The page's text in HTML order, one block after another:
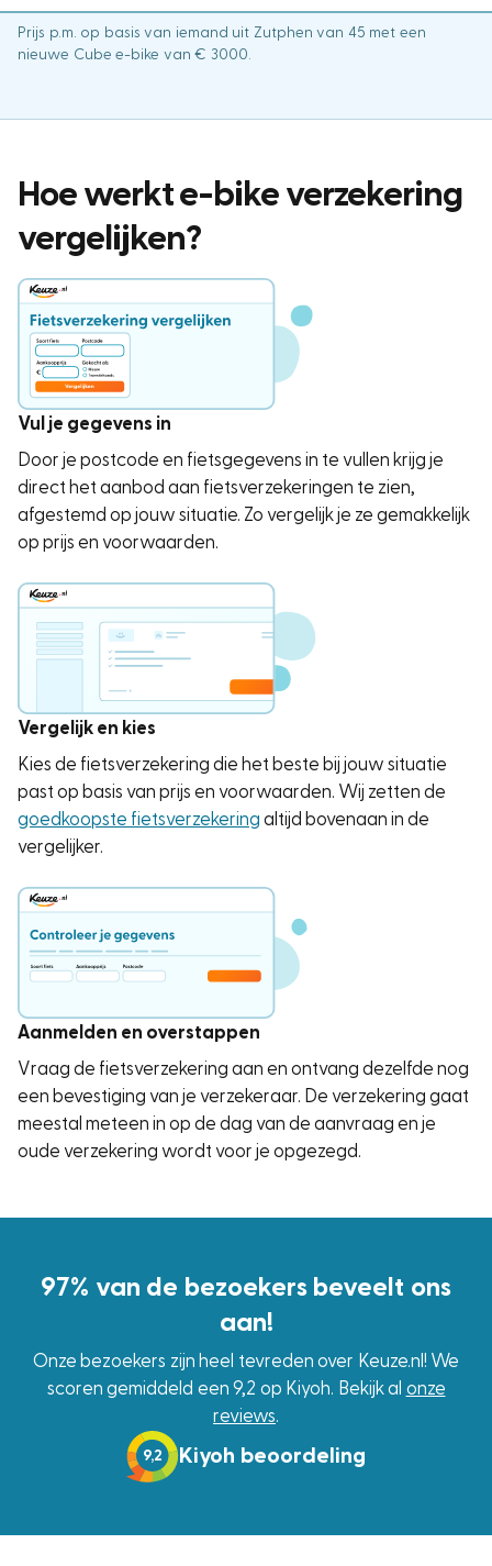
Prijs p.m. op basis van iemand uit Zutphen van 45 met een
nieuwe Cube e-bike van € 3000.
Hoe werkt e-bike verzekering
vergelijken?
Vul je gegevens in
Door je postcode en fietsgegevens in te vullen krijg je
direct het aanbod aan fietsverzekeringen te zien,
afgestemd op jouw situatie. Zo vergelijk je ze gemakkelijk
op prijs en voorwaarden.
Vergelijk en kies
Kies de fietsverzekering die het beste bij jouw situatie
past op basis van prijs en voorwaarden. Wij zetten de
goedkoopste fietsverzekering altijd bovenaan in de
vergelijker.
Aanmelden en overstappen
Vraag de fietsverzekering aan en ontvang dezelfde nog
een bevestiging van je verzekeraar. De verzekering gaat
meestal meteen in op de dag van de aanvraag en je
oude verzekering wordt voor je opgezegd.
97% van de bezoekers beveelt ons
aan!
Onze bezoekers zijn heel tevreden over Keuze.nl! We
scoren gemiddeld een 9,2 op Kiyoh. Bekijk al onze
reviews.
9,2 Kiyoh beoordeling